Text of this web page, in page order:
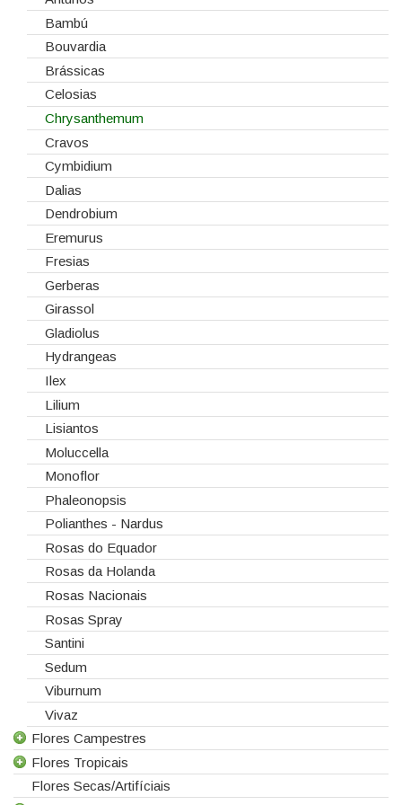
Estruturas
Fitas
Gaiolas
Lanternas
Madeiras
Spray
Tabuleiros/Bases
Telas/Tecidos
Vidros
Bambú
Bouvardia
Brássicas
Celosias
Chrysanthemum
Cravos
Cymbidium
Dalias
Dendrobium
Eremurus
Fresias
Gerberas
Girassol
Gladiolus
Hydrangeas
Ilex
Lilium
Lisiantos
Moluccella
Monoflor
Phaleonopsis
Polianthes - Nardus
Rosas do Equador
Rosas da Holanda
Rosas Nacionais
Rosas Spray
Santini
Sedum
Viburnum
Vivaz
Flores Campestres
Todas as Flores Campestres
Anigozanthos
Flores Tropicais
Todas as Flores Tropicais
Flores Secas/Artifíciais